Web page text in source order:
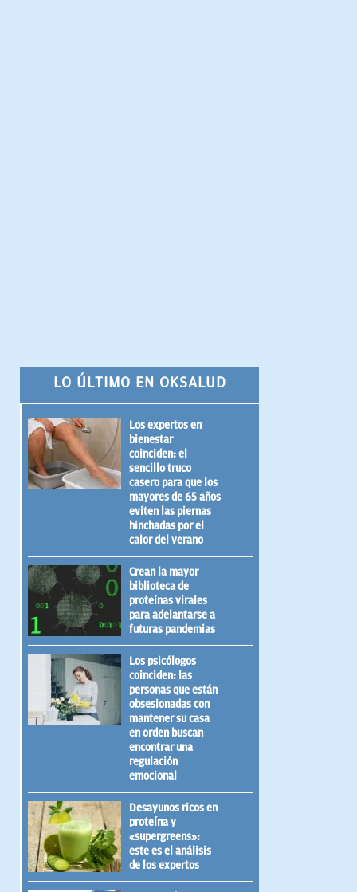
LO ÚLTIMO EN OKSALUD
Los expertos en
bienestar
coinciden: el
sencillo truco
casero para que los
mayores de 65 años
eviten las piernas
hinchadas por el
calor del verano
Crean la mayor
biblioteca de
proteínas virales
para adelantarse a
futuras pandemias
Los psicólogos
coinciden: las
personas que están
obsesionadas con
mantener su casa
en orden buscan
encontrar una
regulación
emocional
Desayunos ricos en
proteína y
«supergreens»:
este es el análisis
de los expertos